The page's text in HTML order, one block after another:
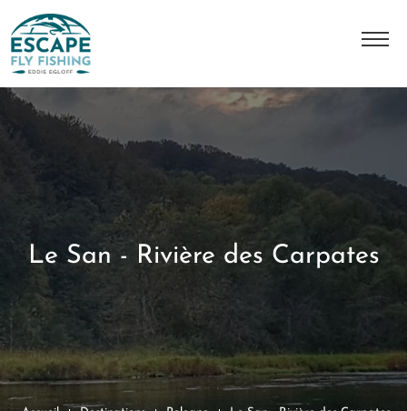
Nos destinations
Nos séjours
Contact
Le San - Rivière des Carpates